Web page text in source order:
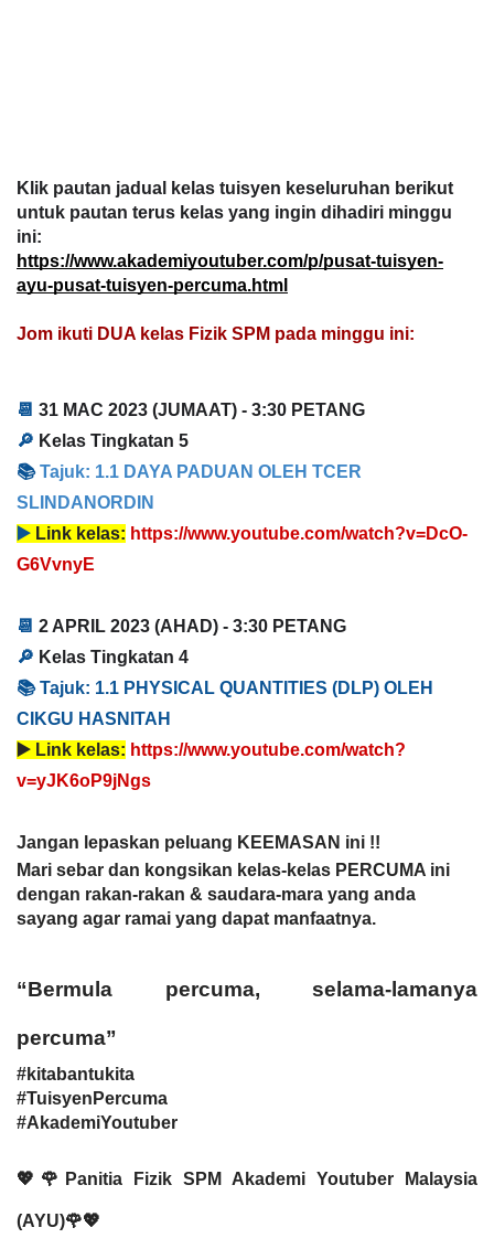
Klik pautan jadual kelas tuisyen keseluruhan berikut
untuk pautan terus kelas yang ingin dihadiri minggu
ini:
https://www.akademiyoutuber.com/p/pusat-tuisyen-
ayu-pusat-tuisyen-percuma.html
Jom ikuti DUA kelas Fizik SPM pada minggu ini:
📆 31 MAC 2023 (JUMAAT) - 3:30 PETANG
🔎 Kelas Tingkatan 5
📚 Tajuk: 1.1 DAYA PADUAN OLEH TCER
SLINDANORDIN
▶️ Link kelas: https://www.youtube.com/watch?v=DcO-
G6VvnyE
📆 2 APRIL 2023 (AHAD) - 3:30 PETANG
🔎 Kelas Tingkatan 4
📚 Tajuk: 1.1 PHYSICAL QUANTITIES (DLP) OLEH
CIKGU HASNITAH
▶️ Link kelas: https://www.youtube.com/watch?
v=yJK6oP9jNgs
Jangan lepaskan peluang KEEMASAN ini !!
Mari sebar dan kongsikan kelas-kelas PERCUMA ini
dengan rakan-rakan & saudara-mara yang anda
sayang agar ramai yang dapat manfaatnya.
“Bermula percuma, selama-lamanya
percuma”
#kitabantukita
#TuisyenPercuma
#AkademiYoutuber
💖🌹Panitia Fizik SPM Akademi Youtuber Malaysia
(AYU)🌹💖